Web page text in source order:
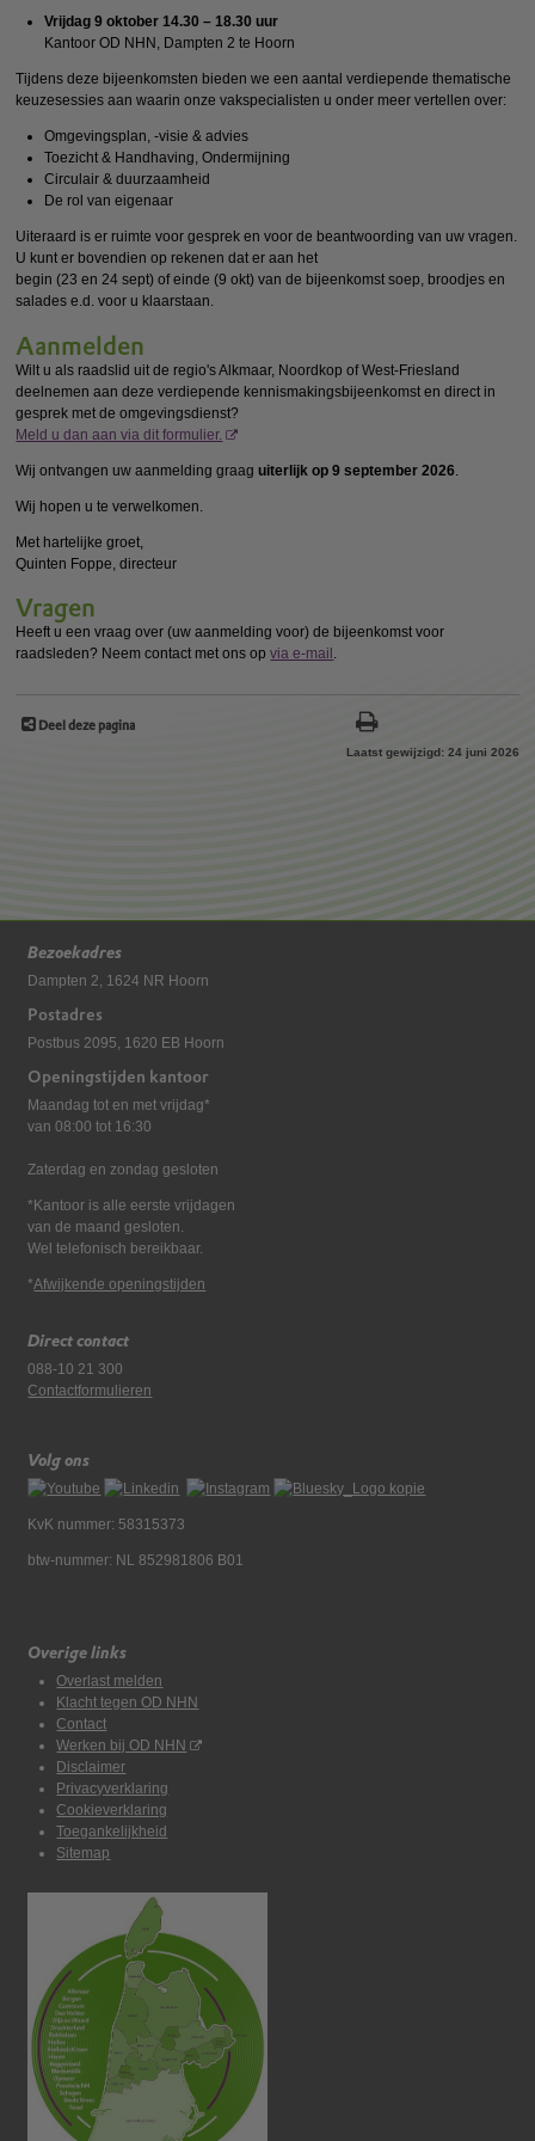
Vrijdag 9 oktober 14.30 – 18.30 uur
Kantoor OD NHN, Dampten 2 te Hoorn
Tijdens deze bijeenkomsten bieden we een aantal verdiepende thematische
keuzesessies aan waarin onze vakspecialisten u onder meer vertellen over:
Omgevingsplan, -visie & advies
Toezicht & Handhaving, Ondermijning
Circulair & duurzaamheid
De rol van eigenaar
Uiteraard is er ruimte voor gesprek en voor de beantwoording van uw vragen.
U kunt er bovendien op rekenen dat er aan het
begin (23 en 24 sept) of einde (9 okt) van de bijeenkomst soep, broodjes en
salades e.d. voor u klaarstaan.
Aanmelden
Wilt u als raadslid uit de regio's Alkmaar, Noordkop of West-Friesland
deelnemen aan deze verdiepende kennismakingsbijeenkomst en direct in
gesprek met de omgevingsdienst?
Meld u dan aan via dit formulier.
Wij ontvangen uw aanmelding graag uiterlijk op 9 september 2026
Wij hopen u te verwelkomen.
Met hartelijke groet,
Quinten Foppe, directeur
Vragen
Heeft u een vraag over (uw aanmelding voor) de bijeenkomst voor
raadsleden? Neem contact met ons opvia e-mail .
Deel deze pagina
Laatst gewijzigd: 24 juni 2026
Bezoekadres
Dampten 2, 1624 NR Hoorn
Postadres
Postbus 2095, 1620 EB Hoorn
Openingstijden kantoor
Maandag tot en met vrijdag*
van 08:00 tot 16:30
Zaterdag en zondag gesloten
*Kantoor is alle eerste vrijdagen
van de maand gesloten.
Wel telefonisch bereikbaar.
*Afwijkende openingstijden
Direct contact
088-10 21 300
Contactformulieren
Volg ons
KvK nummer: 58315373
btw-nummer: NL 852981806 B01
Overige links
Overlast melden
Klacht tegen OD NHN
Contact
Werken bij OD NHN
Disclaimer
Privacyverklaring
Cookieverklaring
Toegankelijkheid
Sitemap